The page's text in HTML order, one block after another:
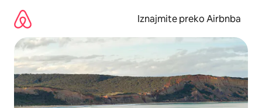
sadržaj
Iznajmite preko Airbnba